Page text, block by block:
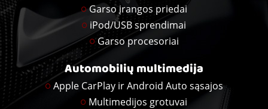
Garso įrangos priedai
iPod/USB sprendimai
Garso procesoriai
Automobilių multimedija
Apple CarPlay ir Android Auto sąsajos
Multimedijos grotuvai